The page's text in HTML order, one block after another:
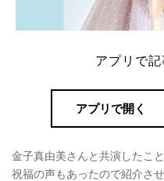
アプリで
アプリで開く
金子真由美さんと共演したこ
祝福の声もあったので紹介さ